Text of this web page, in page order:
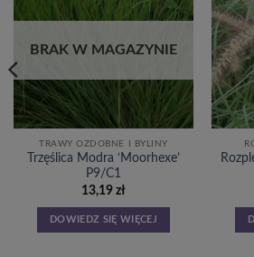
do
listy
BRAK W MAGAZYNIE
TRAWY OZDOBNE I BYLINY
Trzęślica Modra ‘Moorhexe’
P9/C1
13,19 zł
DOWIEDZ SIĘ WIĘCEJ